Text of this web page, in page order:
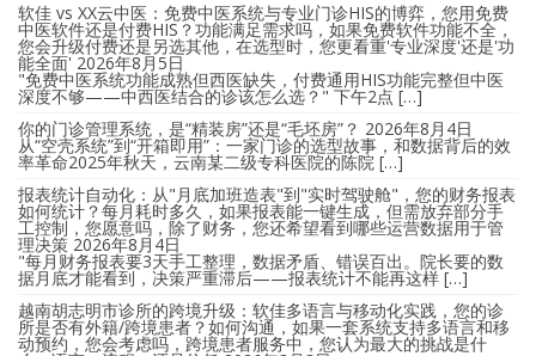
软佳 vs XX云中医：免费中医系统与专业门诊HIS的博弈，您用免费
中医软件还是付费HIS？功能满足需求吗，如果免费软件功能不全，
您会升级付费还是另选其他，在选型时，您更看重'专业深度'还是'功
能全面' 2026年8月5日
"免费中医系统功能成熟但西医缺失，付费通用HIS功能完整但中医
深度不够——中西医结合的诊该怎么选？" 下午2点 […]
你的门诊管理系统，是“精装房”还是“毛坯房”？ 2026年8月4日
从“空壳系统”到“开箱即用”：一家门诊的选型故事，和数据背后的效
率革命2025年秋天，云南某二级专科医院的陈院 […]
报表统计自动化：从"月底加班造表"到"实时驾驶舱"，您的财务报表
如何统计？每月耗时多久，如果报表能一键生成，但需放弃部分手
工控制，您愿意吗，除了财务，您还希望看到哪些运营数据用于管
理决策 2026年8月4日
"每月财务报表要3天手工整理，数据矛盾、错误百出。院长要的数
据月底才能看到，决策严重滞后——报表统计不能再这样 […]
越南胡志明市诊所的跨境升级：软佳多语言与移动化实践，您的诊
所是否有外籍/跨境患者？如何沟通，如果一套系统支持多语言和移
动预约，您会考虑吗，跨境患者服务中，您认为最大的挑战是什